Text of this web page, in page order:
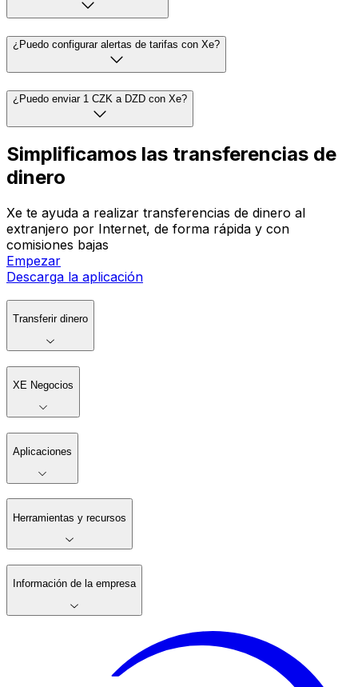
¿Puedo configurar alertas de tarifas con Xe?
¿Puedo enviar 1 CZK a DZD con Xe?
Simplificamos las transferencias de
dinero
Xe te ayuda a realizar transferencias de dinero al
extranjero por Internet, de forma rápida y con
comisiones bajas
Empezar
Descarga la aplicación
Transferir dinero
XE Negocios
Aplicaciones
Herramientas y recursos
Información de la empresa